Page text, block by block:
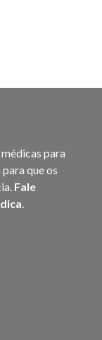
para
que os
Fale
.